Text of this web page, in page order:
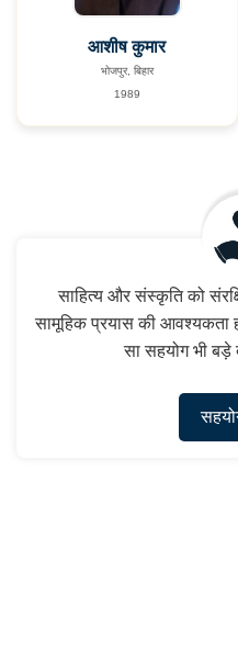
आशीष कुमार
भोजपुर, बिहार
1989
साहित्य और संस्कृति को
सामूहिक प्रयास की आवश्यकता
सा सहयोग भी